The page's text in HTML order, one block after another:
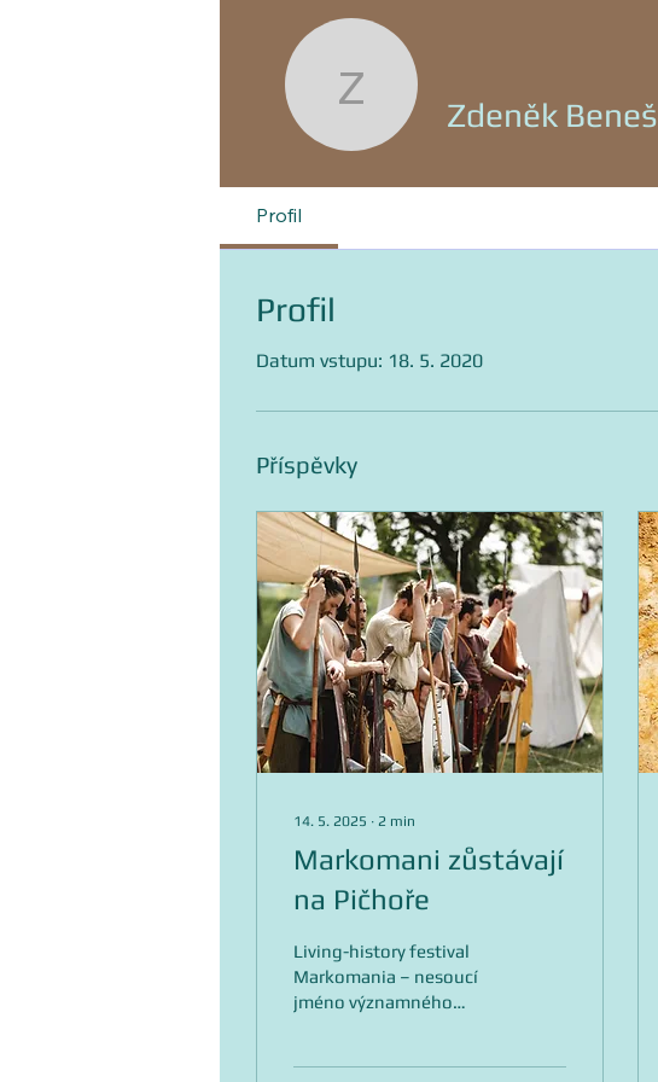
Zdeněk Beneš
Zdeněk Beneš
Profil
Profil
Datum vstupu: 18. 5. 2020
Příspěvky
14. 5. 2025 ∙ 2 min
Markomani zůstávají
na Pičhoře
Living-history festival
Markomania – nesoucí
jméno významného